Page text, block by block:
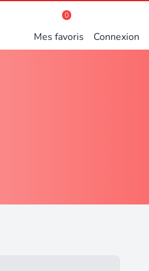
0
Mes favoris Connexion